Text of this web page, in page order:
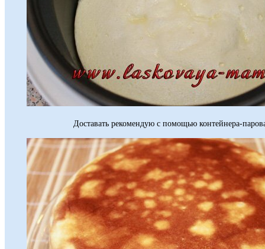
Доставать рекомендую с помощью контейнера-